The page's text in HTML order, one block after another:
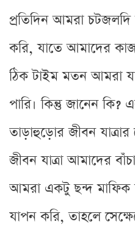
প্রতিদিন আমরা
করি, যাতে আমাদের
ঠিক টাইম মতন আমরা
পারি। কিন্তু জানেন
তাড়াহুড়োর জীবন
জীবন যাত্রা আমাদের
আমরা একটু ছন্দ মাফিক
যাপন করি, তাহলে